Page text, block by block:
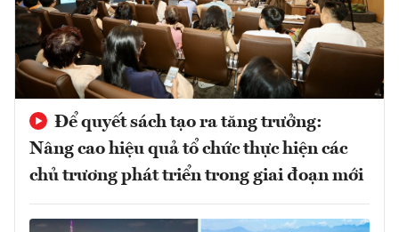
Để quyết sách tạo ra tăng trưởng:
Nâng cao hiệu quả tổ chức thực hiện các
chủ trương phát triển trong giai đoạn mới